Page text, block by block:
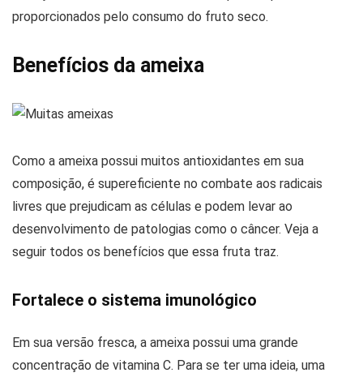
proporcionados pelo consumo do fruto seco.
Benefícios da ameixa
Como a ameixa possui muitos antioxidantes em sua
composição, é supereficiente no combate aos radicais
livres que prejudicam as células e podem levar ao
desenvolvimento de patologias como o câncer. Veja a
seguir todos os benefícios que essa fruta traz.
Fortalece o sistema imunológico
Em sua versão fresca, a ameixa possui uma grande
concentração de vitamina C. Para se ter uma ideia, uma